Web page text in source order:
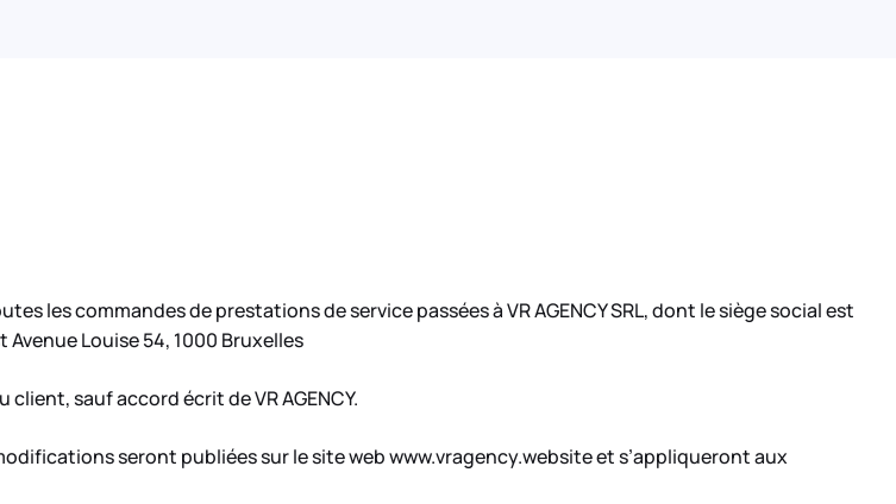
les commandes de prestations de service passées à VR AGENCY SRL, dont le siège social est
Louise 54, 1000 Bruxelles
sauf accord écrit de VR AGENCY.
seront publiées sur le site web www.vragency.website et s’appliqueront aux